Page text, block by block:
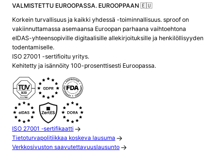
VALMISTETTU EUROOPASSA. EUROOPPAAN 🇪🇺
Korkein turvallisuus ja kaikki yhdessä -toiminnallisuus. sproof on
vakiinnuttamassa asemaansa Euroopan parhaana vaihtoehtona
eIDAS-yhteensopiville digitaalisille allekirjoituksille ja henkilöllisyyden
todentamiselle.
ISO 27001 -sertifioitu yritys.
Kehitetty ja isännöity 100-prosenttisesti Euroopassa.
ISO 27001 -sertifikaatti
Tietoturvapolitiikkaa koskeva lausuma
Verkkosivuston saavutettavuuslausunto